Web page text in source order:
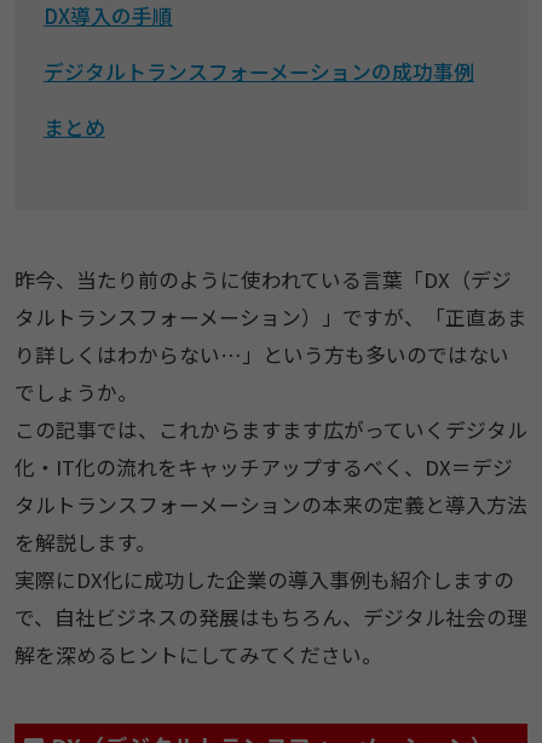
DX導入の手順
デジタルトランスフォーメーションの成功事例
まとめ
昨今、当たり前のように使われている言葉「DX（デジ
タルトランスフォーメーション）」ですが、「正直あま
り詳しくはわからない…」という方も多いのではない
でしょうか。
この記事では、これからますます広がっていくデジタル
化・IT化の流れをキャッチアップするべく、DX＝デジ
タルトランスフォーメーションの本来の定義と導入方法
を解説します。
実際にDX化に成功した企業の導入事例も紹介しますの
で、自社ビジネスの発展はもちろん、デジタル社会の理
解を深めるヒントにしてみてください。